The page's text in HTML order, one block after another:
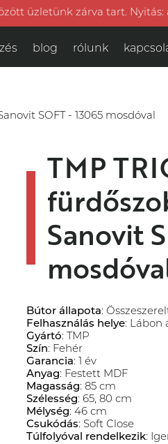
üzletünk zárva tart. Nyitás:
blog rólunk
SOFT - 13065 mosdóval
TMP
Sanovit
Bútor állapota:
Felhasználás helye: Lábon
Gyártó: TMP
Szín: Fehér
Garancia: 1 év
Anyag: Festett MDF
Magasság: 85 cm
Szélesség: 65, 80 cm
Mélység: 46 cm
Csukódás: Soft Close
Túlfolyóval rendelkezik: